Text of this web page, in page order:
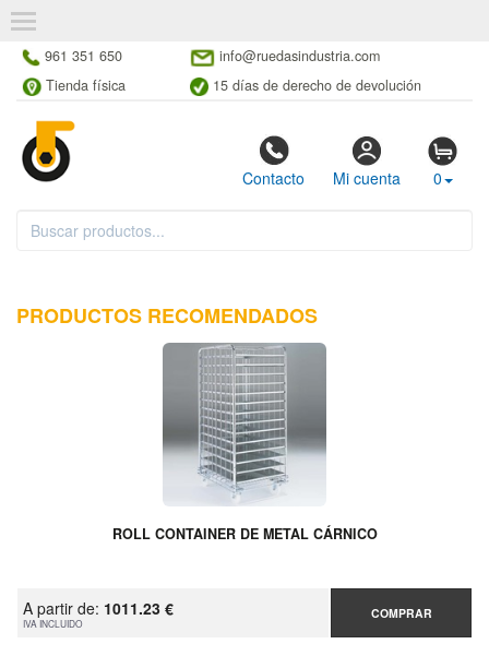
961 351 650
info@ruedasindustria.com
Tienda física
15 días de derecho de devolución
Contacto Mi cuenta 0
PRODUCTOS RECOMENDADOS
ROLL CONTAINER DE METAL CÁRNICO
A partir de: 1011.23 €
IVA INCLUIDO
COMPRAR